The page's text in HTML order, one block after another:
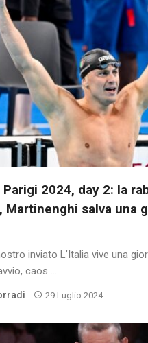
2024, day 2: la
Martinenghi salva una
inviato L’Italia vive una
caos ...
29 Luglio 2024